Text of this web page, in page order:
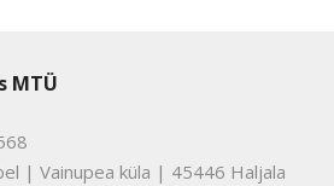
MTÜ
| Vainupea küla | 45446 Haljala